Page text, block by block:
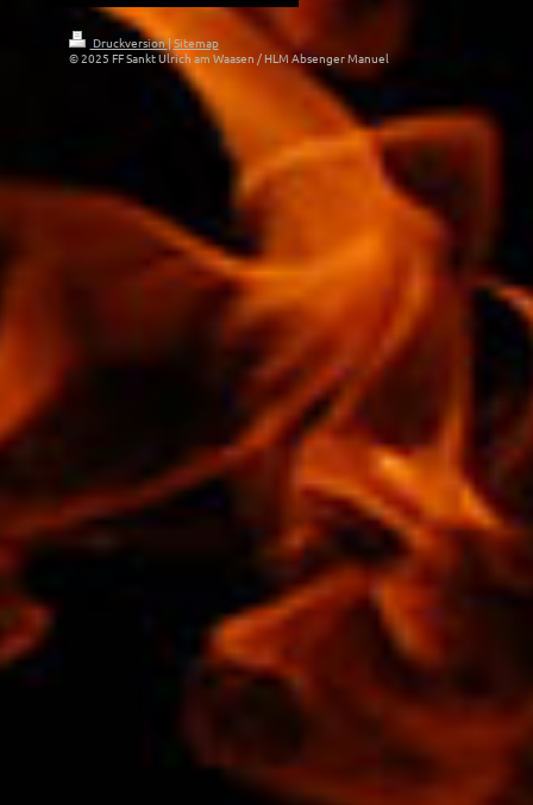
Druckversion|Sitemap
© 2025 FF Sankt Ulrich am Waasen / HLM Absenger Manuel